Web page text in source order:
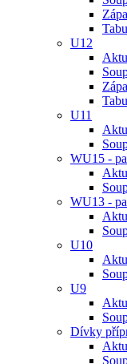
U12
U11
WU15 -
WU13 -
U10
U9
Dívky